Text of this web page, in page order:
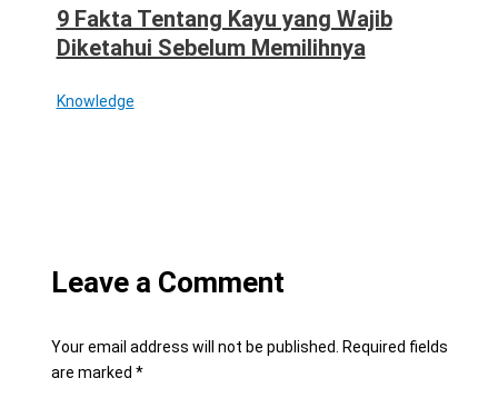
9 Fakta Tentang Kayu yang Wajib
Diketahui Sebelum Memilihnya
Knowledge
Leave a Comment
Your email address will not be published. Required fields
are marked *